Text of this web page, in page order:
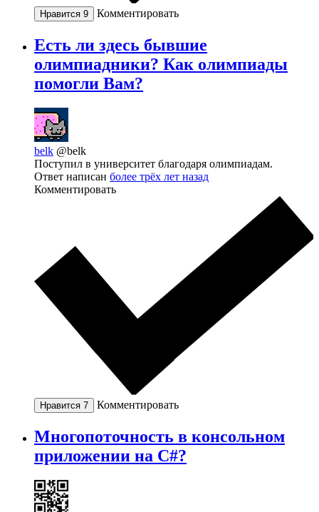
Нравится 9 Комментировать
Есть ли здесь бывшие
олимпиадники? Как олимпиады
помогли Вам?
belk @belk
Поступил в университет благодаря олимпиадам.
Ответ написан более трёх лет назад
Комментировать
Нравится 7 Комментировать
Многопоточность в консольном
приложении на C#?